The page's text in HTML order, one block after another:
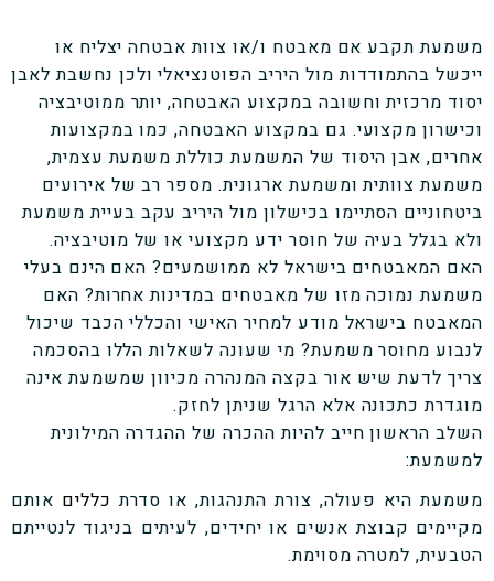
משמעת תקבע אם מאבטח ו/או צוות אבטחה יצליח או
ייכשל בהתמודדות מול היריב הפוטנציאלי ולכן נחשבת לאבן
יסוד מרכזית וחשובה במקצוע האבטחה, יותר ממוטיבציה
וכישרון מקצועי. גם במקצוע האבטחה, כמו במקצועות
אחרים, אבן היסוד של המשמעת כוללת משמעת עצמית,
משמעת צוותית ומשמעת ארגונית. מספר רב של אירועים
ביטחוניים הסתיימו בכישלון מול היריב עקב בעיית משמעת
ולא בגלל בעיה של חוסר ידע מקצועי או של מוטיבציה.
האם המאבטחים בישראל לא ממושמעים? האם הינם בעלי
משמעת נמוכה מזו של מאבטחים במדינות אחרות? האם
המאבטח בישראל מודע למחיר האישי והכללי הכבד שיכול
לנבוע מחוסר משמעת? מי שעונה לשאלות הללו בהסכמה
צריך לדעת שיש אור בקצה המנהרה מכיוון שמשמעת אינה
מוגדרת כתכונה אלא הרגל שניתן לחזק.
השלב הראשון חייב להיות ההכרה של ההגדרה המילונית
למשמעת:
משמעתהיא פעולה, צורת התנהגות, או סדרת כללים אותם
מקיימים קבוצת אנשים או יחידים, לעיתים בניגוד לנטייתם
הטבעית, למטרה מסוימת.